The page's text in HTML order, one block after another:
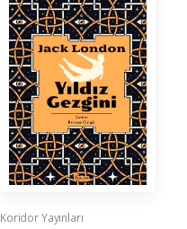
Koridor Yayınları